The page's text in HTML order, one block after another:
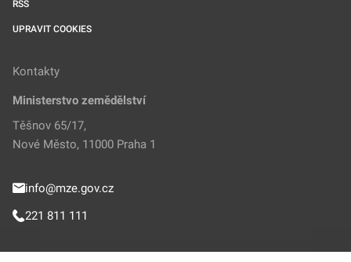
RSS
UPRAVIT COOKIES
Kontakty
Ministerstvo zemědělství
Těšnov 65/17,
Nové Město, 11000 Praha 1
info@mze.gov.cz
221 811 111